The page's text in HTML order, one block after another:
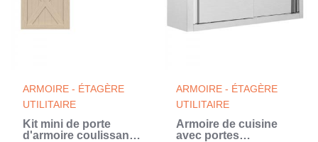
ARMOIRE - ÉTAGÈRE
UTILITAIRE
Kit mini de porte
d'armoire coulissante
ARMOIRE - ÉTAGÈRE
UTILITAIRE
Armoire de cuisine
avec portes